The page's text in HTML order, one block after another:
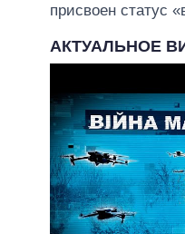
присвоен статус
АКТУАЛЬНОЕ